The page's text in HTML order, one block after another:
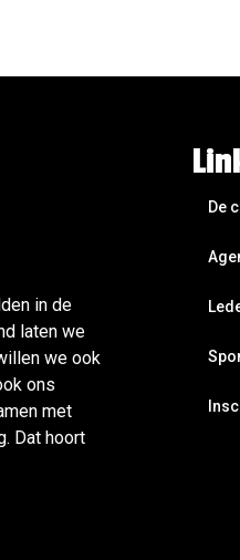
in de
laten we
we ook
ons
met
Dat hoort
De